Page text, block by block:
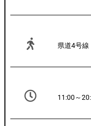
県道4号
11:00～